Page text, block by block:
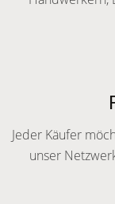
Jeder Käufer
unser